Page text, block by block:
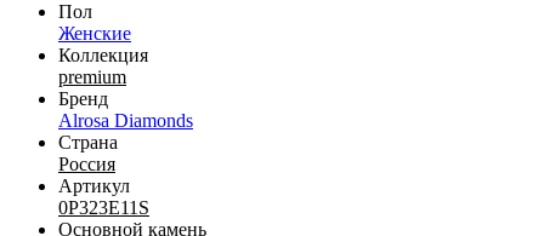
Пол
Женские
Коллекция
premium
Бренд
Alrosa Diamonds
Страна
Россия
Артикул
0P323E11S
Основной камень